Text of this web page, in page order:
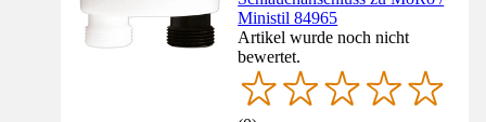
Ministil 84965
Artikel wurde noch nicht
bewertet.